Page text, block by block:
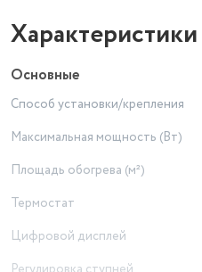
Характеристики
Основные
Способ установки/крепления
Максимальная мощность (Вт)
Площадь обогрева (м²)
Термостат
Цифровой дисплей